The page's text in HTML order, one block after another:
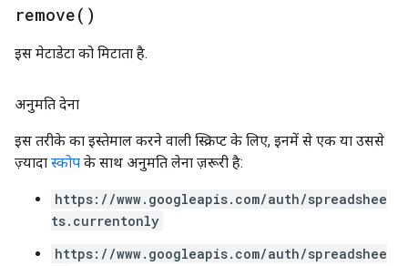
remove( )
इस मेटाडेटा को मिटाता है.
अनुमति देना
इस तरीके का इस्तेमाल करने वाली स्क्रिप्ट के लिए, इनमें से एक या उससे
ज़्यादा स्कोप के साथ अनुमति लेना ज़रूरी है:
https://www.googleapis.com/auth/spreadshee
ts.currentonly
https://www.googleapis.com/auth/spreadshee